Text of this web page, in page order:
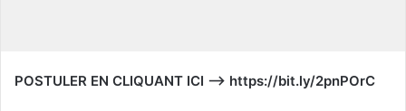
e
POSTULER EN CLIQUANT ICI —> https://bit.ly/2pnPOrC